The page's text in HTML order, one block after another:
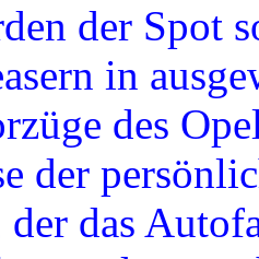
der Spot
in
des
der
der das